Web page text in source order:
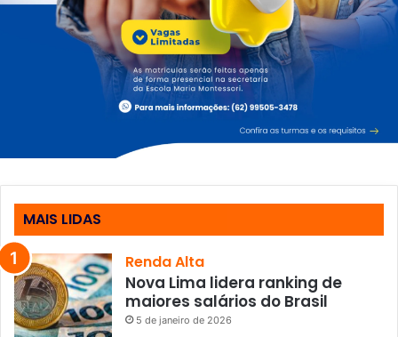
MAIS LIDAS
Renda Alta
Nova Lima lidera ranking de
maiores salários do Brasil
5 de janeiro de 2026